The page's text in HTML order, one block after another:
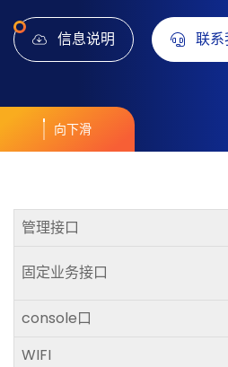
信息说明 联系
向下滑
管理接口
固定业务接口
console口
WIFI